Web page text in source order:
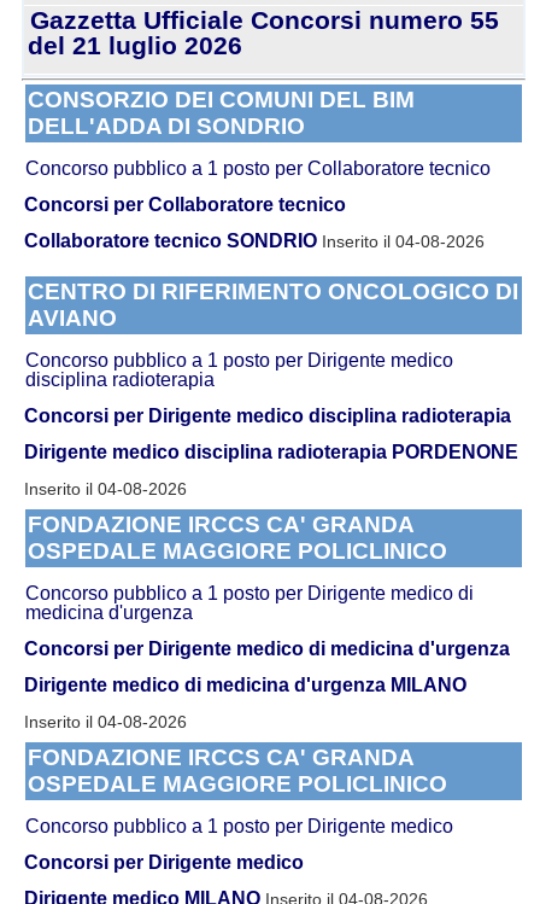
Gazzetta Ufficiale Concorsi numero 55
del 21 luglio 2026
CONSORZIO DEI COMUNI DEL BIM
DELL'ADDA DI SONDRIO
Concorso pubblico a 1 posto per Collaboratore tecnico
Concorsi per Collaboratore tecnico
Collaboratore tecnico SONDRIO Inserito il 04-08-2026
CENTRO DI RIFERIMENTO ONCOLOGICO DI
AVIANO
Concorso pubblico a 1 posto per Dirigente medico
disciplina radioterapia
Concorsi per Dirigente medico disciplina radioterapia
Dirigente medico disciplina radioterapia PORDENONE
Inserito il 04-08-2026
FONDAZIONE IRCCS CA' GRANDA
OSPEDALE MAGGIORE POLICLINICO
Concorso pubblico a 1 posto per Dirigente medico di
medicina d'urgenza
Concorsi per Dirigente medico di medicina d'urgenza
Dirigente medico di medicina d'urgenza MILANO
Inserito il 04-08-2026
FONDAZIONE IRCCS CA' GRANDA
OSPEDALE MAGGIORE POLICLINICO
Concorso pubblico a 1 posto per Dirigente medico
Concorsi per Dirigente medico
Dirigente medico MILANO Inserito il 04-08-2026